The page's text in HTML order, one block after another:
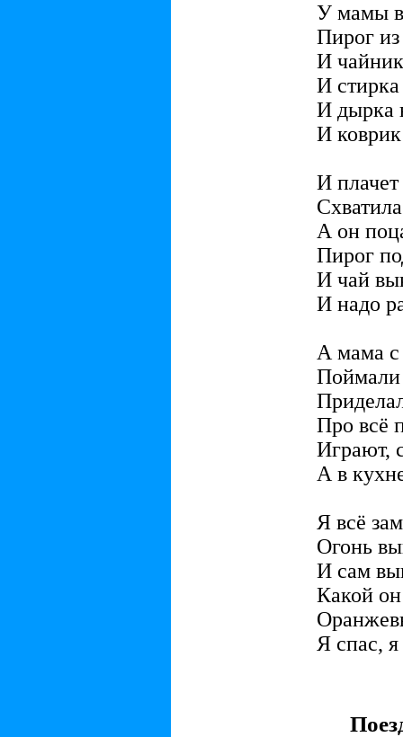
У мамы в
Пирог
И
И
И дырка
И коврик
И плачет
А он
Пирог
И чай
И надо
А мама с
Поймали
Про всё
Играют,
А в
Я всё
Огонь
И сам
Какой
Я спас,